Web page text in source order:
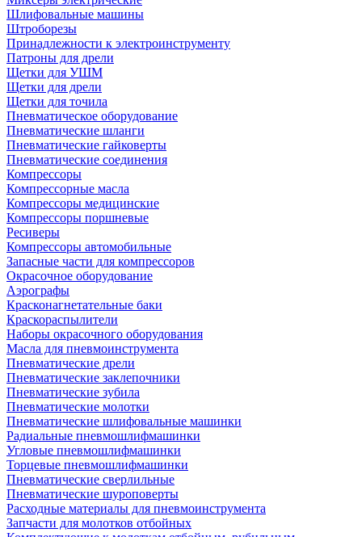
Шлифовальные машины
Штроборезы
Принадлежности к электроинструменту
Патроны для дрели
Щетки для УШМ
Щетки для дрели
Щетки для точила
Пневматическое оборудование
Пневматические шланги
Пневматические гайковерты
Пневматические соединения
Компрессоры
Компрессорные масла
Компрессоры медицинские
Компрессоры поршневые
Ресиверы
Компрессоры автомобильные
Запасные части для компрессоров
Окрасочное оборудование
Аэрографы
Красконагнетательные баки
Краскораспылители
Наборы окрасочного оборудования
Масла для пневмоинструмента
Пневматические дрели
Пневматические заклепочники
Пневматические зубила
Пневматические молотки
Пневматические шлифовальные машинки
Радиальные пневмошлифмашинки
Угловые пневмошлифмашинки
Торцевые пневмошлифмашинки
Пневматические сверлильные
Пневматические шуроповерты
Расходные материалы для пневмоинструмента
Запчасти для молотков отбойных